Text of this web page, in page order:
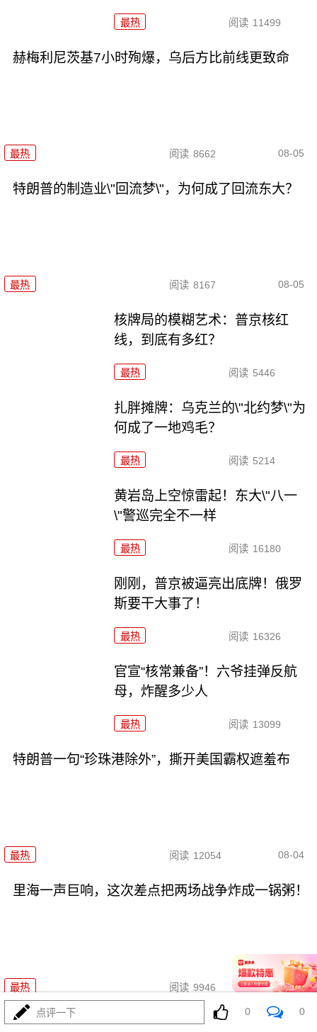
最热 阅读 11499
赫梅利尼茨基7小时殉爆，乌后方比前线更致命
最热 阅读 8662 08-05
特朗普的制造业\"回流梦\"，为何成了回流东大？
最热 阅读 8167 08-05
核牌局的模糊艺术：普京核红
线，到底有多红？
最热 阅读 5446
扎胖摊牌：乌克兰的\"北约梦\"为
何成了一地鸡毛？
最热 阅读 5214
黄岩岛上空惊雷起！东大\"八一
\"警巡完全不一样
最热 阅读 16180
刚刚，普京被逼亮出底牌！俄罗
斯要干大事了！
最热 阅读 16326
官宣“核常兼备”！六爷挂弹反航
母，炸醒多少人
最热 阅读 13099
特朗普一句“珍珠港除外”，撕开美国霸权遮羞布
最热 阅读 12054 08-04
里海一声巨响，这次差点把两场战争炸成一锅粥！
最热 阅读 9946 08-05
731！特高课还魂！高市早苗两把火烧穿日本国运
点评一下 0 0